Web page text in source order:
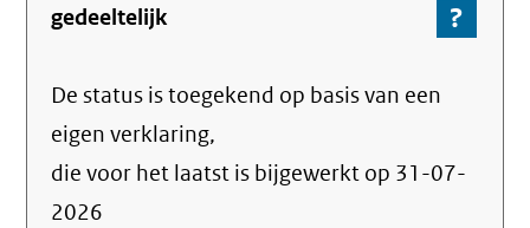
gedeeltelijk
?
Ga
over
De status is toegekend op basis van een
eigen verklaring,
die voor het laatst is bijgewerkt op 31-07-
2026